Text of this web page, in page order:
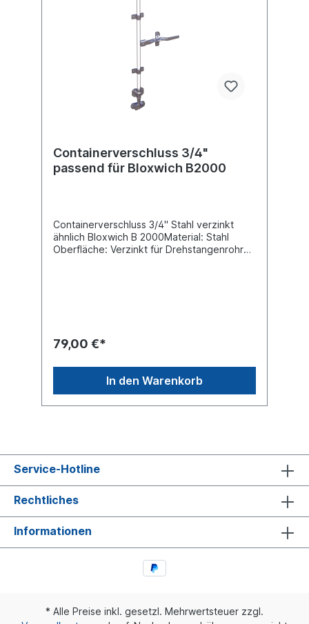
Containerverschluss 3/4"
passend für Bloxwich B2000
Containerverschluss 3/4" Stahl verzinkt
ähnlich Bloxwich B 2000Material: Stahl
Oberfläche: Verzinkt für Drehstangenrohr
79,00 €*
In den Warenkorb
Service-Hotline
Rechtliches
Informationen
* Alle Preise inkl. gesetzl. Mehrwertsteuer zzgl.